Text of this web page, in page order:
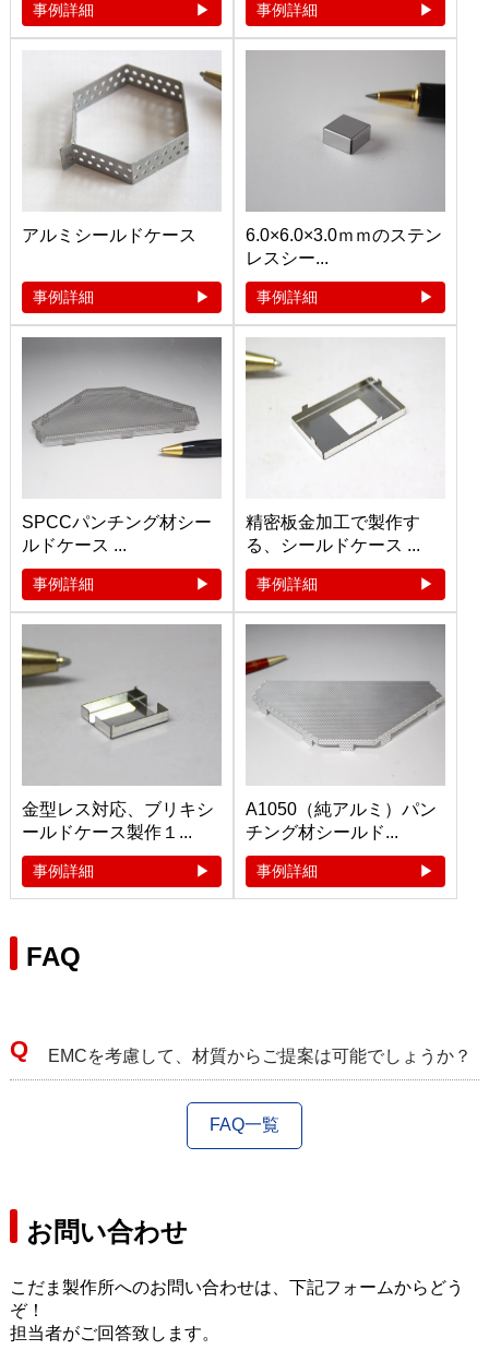
事例詳細 事例詳細
アルミシールドケース
事例詳細
6.0×6.0×3.0ｍｍのステン
レスシー...
事例詳細
SPCCパンチング材シー
ルドケース ...
事例詳細
精密板金加工で製作す
る、シールドケース ...
事例詳細
金型レス対応、ブリキシ
ールドケース製作１...
事例詳細
A1050（純アルミ）パン
チング材シールド...
事例詳細
FAQ
EMCを考慮して、材質からご提案は可能でしょうか？
FAQ一覧
お問い合わせ
こだま製作所へのお問い合わせは、下記フォームからどう
ぞ！
担当者がご回答致します。